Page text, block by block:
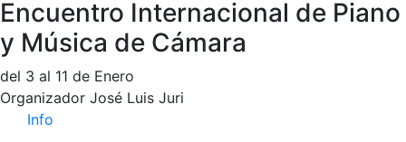
Encuentro Internacional de Piano
y Música de Cámara
del 3 al 11 de Enero
Organizador José Luis Juri
Info